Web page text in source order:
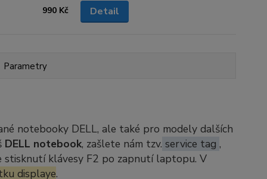
990 Kč Detail
Parametry
notebooky DELL, ale také pro modely dalších
DELL notebook, zašlete nám tzv. service tag ,
stisknutí klávesy F2 po zapnutí laptopu. V
displaye.